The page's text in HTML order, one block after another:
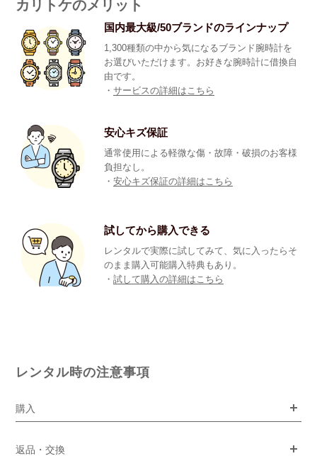
カリトケのメリット
国内最大級/50ブランドのラインナップ
1,300種類の中から気になるブランド腕時計を
お選びいただけます。お好きな腕時計に借換自
由です。
・サービスの詳細はこちら
安心キズ保証
通常使用による軽微な傷・故障・破損のお客様
負担なし。
・安心キズ保証の詳細はこちら
試してから購入できる
レンタルで実際に試してみて、気に入ったらそ
のまま購入可能購入特典もあり。
・試して購入の詳細はこちら
レンタル時の注意事項
購入
返品・交換